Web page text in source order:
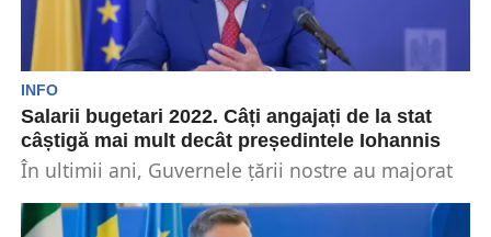
INFO
Salarii bugetari 2022. Câți angajați de la stat
câștigă mai mult decât președintele Iohannis
În ultimii ani, Guvernele țării nostre au majorat
reușind să...